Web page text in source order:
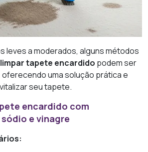
leves a moderados, alguns métodos
tapete encardido podem ser
uma solução prática e
seu tapete.
encardido com
e vinagre